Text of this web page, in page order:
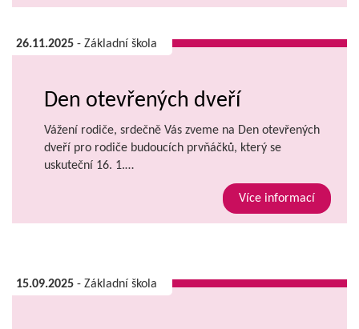
26.11.2025 - Základní škola
Den otevřených dveří
Vážení rodiče, srdečně Vás zveme na Den otevřených
dveří pro rodiče budoucích prvňáčků, který se
uskuteční 16. 1.…
Více informací
15.09.2025 - Základní škola